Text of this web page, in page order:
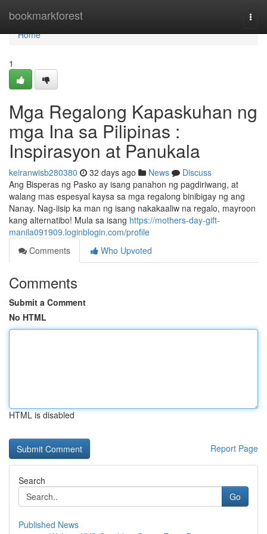
bookmarkforest
Home
Home
1
Mga Regalong Kapaskuhan ng
mga Ina sa Pilipinas :
Inspirasyon at Panukala
keiranwisb280380 32 days ago News
Discuss
Ang Bisperas ng Pasko ay isang panahon ng pagdiriwang, at
walang mas espesyal kaysa sa mga regalong binibigay ng ang
Nanay. Nag-iisip ka man ng isang nakakaaliw na regalo, mayroon
kang alternatibo! Mula sa isang https://mothers-day-gift-
manila091909.loginblogin.com/profile
Comments
Who Upvoted
Comments
Submit a Comment
No HTML
HTML is disabled
Report Page
Search
Go
Published News